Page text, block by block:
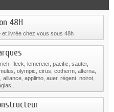
48H
et livrée chez vous sous 48h
fleck, lemercier, pacific, sauter,
olympic, cirus, cotherm, alterna,
applimo, auer, régent, noirot,